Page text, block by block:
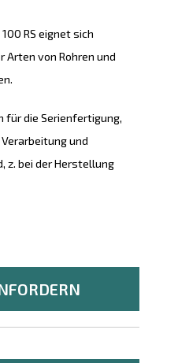
RS eignet sich
von Rohren und
für die Serienfertigung,
und
z. bei der Herstellung